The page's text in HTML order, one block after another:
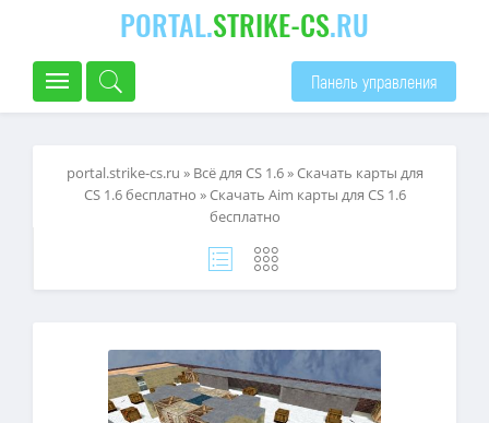
PORTAL.STRIKE-CS.RU
Панель управления
portal.strike-cs.ru » Всё для CS 1.6»Скачать карты для
CS 1.6 бесплатно » Скачать Aim карты для CS 1.6
бесплатно